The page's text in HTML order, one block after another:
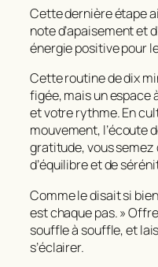
Cette dernière étape
note d’apaisement et
énergie positive pour
Cetteroutine de dix
figée, mais un espace
et votre rythme. En
mouvement, l’écoute
gratitude, vous semez
d’équilibre et de
Comme le disait si
est chaque pas. »
souffle à souffle, et
s’éclairer.